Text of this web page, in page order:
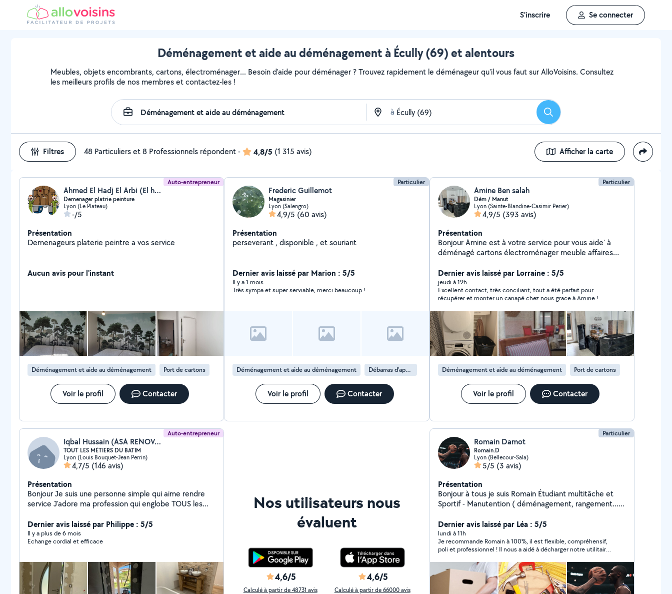
S'inscrire Se connecter
Déménagement et aide au déménagement à Écully (69) et alentours
Meubles, objets encombrants, cartons, électroménager... Besoin d'aide pour déménager ? Trouvez rapidement le déménageur qu'il vous faut sur AlloVoisins. Consultez
les meilleurs profils de nos membres et contactez-les !
à Rechercher
Filtres 48 Particuliers et 8 Professionnels répondent- 4,8/5 (1 315 avis) Afficher la carte
Auto-entrepreneur
Ahmed El Hadj El Arbi (El hadj)
Demenager platrie peinture
Lyon (Le Plateau)
-/5
Présentation
Demenageurs platerie peintre a vos service
Aucun avis pour l'instant
Déménagement et aide au déménagement Port de cartons
Voir le profil Contacter
Particulier
Frederic Guillemot
Magasinier
Lyon (Salengro)
4,9/5 (60 avis)
Présentation
perseverant , disponible , et souriant
Dernier avis laissé par Marion : 5/5
Il y a 1 mois
Très sympa et super serviable, merci beaucoup !
Déménagement et aide au déménagement Débarras d'appartement
Voir le profil Contacter
Particulier
Amine Ben salah
Dém / Manut
Lyon (Sainte-Blandine-Casimir Perier)
4,9/5 (393 avis)
Présentation
Bonjour Amine est à votre service pour vous aide' à
déménagé cartons électroménager meuble affaires
Montage et démontage Protection des affaires Travail
en toute sécurité et plein de confiance pour vous
satisfaire Débarrasser encombrants . Évacuation
déchets gravats Livraison manutention et transport de
colis 7 jours / 7 Disponible à tout moment Merci Amine
Dernier avis laissé par Lorraine : 5/5
jeudi à 19h
Excellent contact, très conciliant, tout a été parfait pour
récupérer et monter un canapé chez nous grace à Amine !
Déménagement et aide au déménagement Port de cartons
Voir le profil Contacter
Auto-entrepreneur
Iqbal Hussain (ASA RENOVATION BÂTIMENT)
TOUT LES MÉTIERS DU BATIM
Lyon (Louis Bouquet-Jean Perrin)
4,7/5 (146 avis)
Présentation
Bonjour Je suis une personne simple qui aime rendre
service J'adore ma profession qui englobe TOUS les
depuis plus de 20 ans En passant par les choses les
plus simples aux plus complexes je saurais vous donner
entière satisfaction et bien plus encore Passionné
meubles en tout genre, j'aime également la photo
vidéo ainsi que l'aquariophilie Au plaisir de vous
connaître
Dernier avis laissé par Philippe : 5/5
Il y a plus de 6 mois
Echange cordial et efficace
Nos utilisateurs nous
évaluent
4,6/5
Calculé à partir de 48731 avis
4,6/5
Calculé à partir de 66000 avis
Particulier
Romain Damot
Romain.D
Lyon (Bellecour-Sala)
5/5 (3 avis)
Présentation
Bonjour à tous je suis Romain Étudiant multitâche et
Sportif - Manutention ( déménagement, rangement...) -
personne ( course,...) Moyen de déplacement : vélo /
moto selon la distance Disponible et ce même le Soir
Ce serait avec plaisir que je vous aiderai
Dernier avis laissé par Léa : 5/5
lundi à 11h
Je recommande Romain à 100%, il est flexible, compréhensif,
poli et professionnel ! Il nous a aidé à décharger notre utilitaire
soin et organisation, je referai appel à lui !